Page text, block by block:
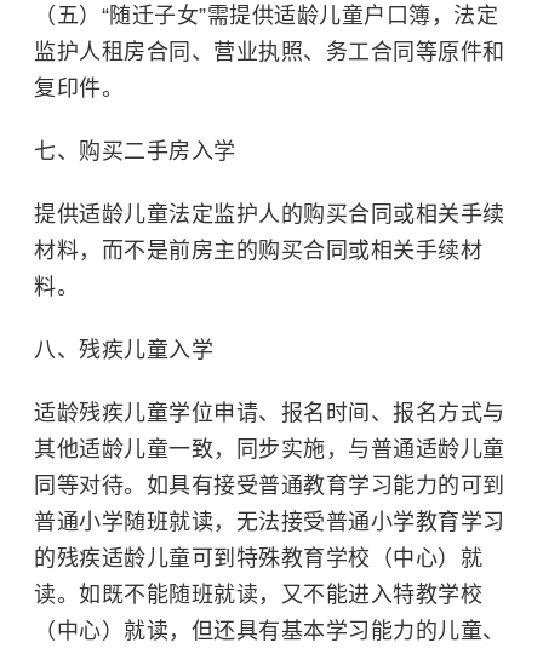
（五）“随迁子女”需提供适龄儿童户口簿，法定
监护人租房合同、营业执照、务工合同等原件和
复印件。
七、购买二手房入学
提供适龄儿童法定监护人的购买合同或相关手续
材料，而不是前房主的购买合同或相关手续材
料。
八、残疾儿童入学
适龄残疾儿童学位申请、报名时间、报名方式与
其他适龄儿童一致，同步实施，与普通适龄儿童
同等对待。如具有接受普通教育学习能力的可到
普通小学随班就读，无法接受普通小学教育学习
的残疾适龄儿童可到特殊教育学校（中心）就
读。如既不能随班就读，又不能进入特教学校
（中心）就读，但还具有基本学习能力的儿童、